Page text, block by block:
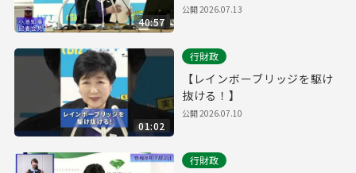
40:57
公開2026.07.13
01:02
行財政
【レインボーブリッジを駆け
抜ける！】
公開2026.07.10
行財政